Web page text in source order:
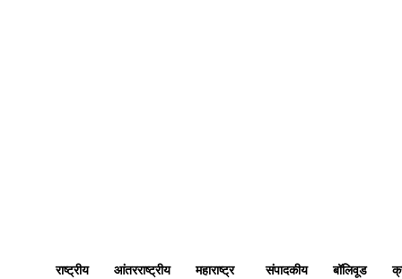
राष्ट्रीय आंतरराष्ट्रीय महाराष्ट्र संपादकीय बॉलिवूड